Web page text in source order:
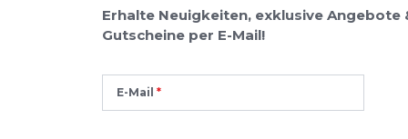
Erhalte Neuigkeiten, exklusive Angebote
Gutscheine per E-Mail!
E-Mail